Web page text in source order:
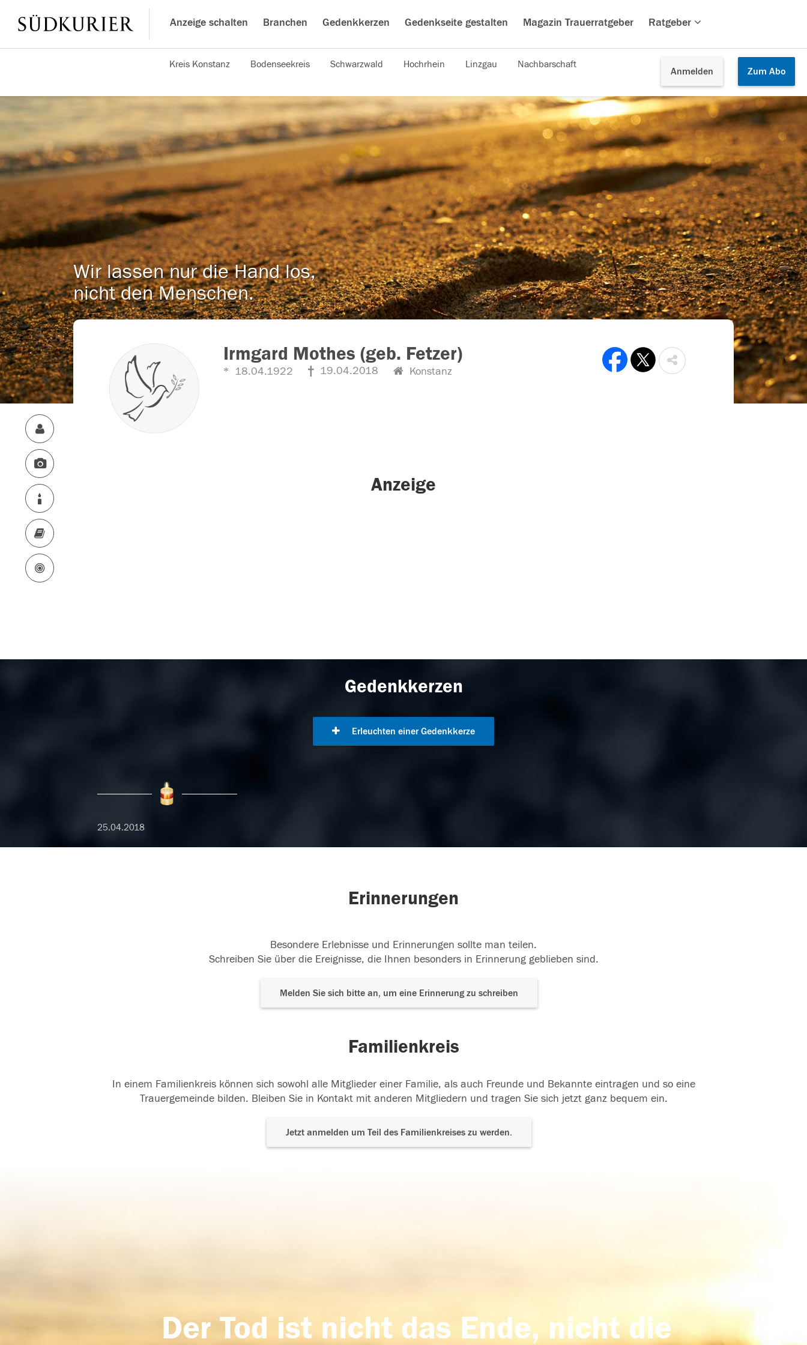
Anzeige schalten Branchen Gedenkkerzen Gedenkseite gestalten Magazin Trauerratgeber Ratgeber
Anmelden Zum Abo
Kreis Konstanz Bodenseekreis Schwarzwald Hochrhein Linzgau Nachbarschaft
Wir lassen nur die Hand los,
nicht den Menschen.
Irmgard Mothes (geb. Fetzer)
18.04.1922 19.04.2018 Konstanz
Anzeige
Gedenkkerzen
Erleuchten einer Gedenkkerze
25.04.2018
Erinnerungen
Besondere Erlebnisse und Erinnerungen sollte man teilen.
Schreiben Sie über die Ereignisse, die Ihnen besonders in Erinnerung geblieben sind.
Melden Sie sich bitte an, um eine Erinnerung zu schreiben
Familienkreis
In einem Familienkreis können sich sowohl alle Mitglieder einer Familie, als auch Freunde und Bekannte eintragen und so eine
Trauergemeinde bilden. Bleiben Sie in Kontakt mit anderen Mitgliedern und tragen Sie sich jetzt ganz bequem ein.
Jetzt anmelden um Teil des Familienkreises zu werden.
Der Tod ist nicht das Ende, nicht die